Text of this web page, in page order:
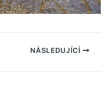
NÁSLEDUJÍCÍ